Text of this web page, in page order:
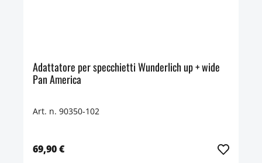
Adattatore per specchietti Wunderlich up + wide
Pan America
Art. n. 90350-102
69,90 €